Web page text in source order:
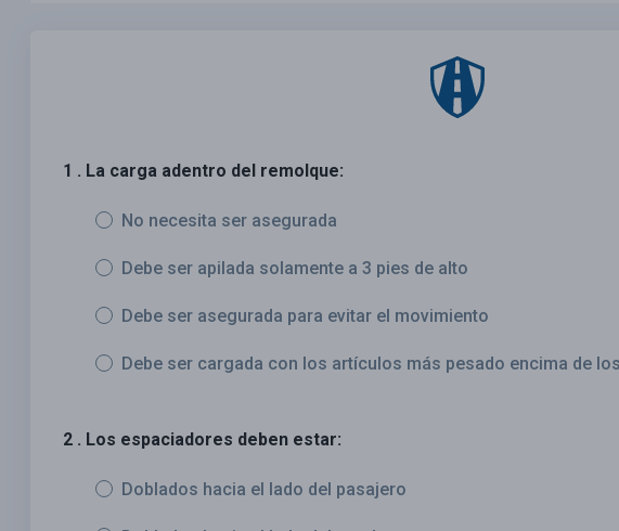
1 . La carga adentro del remolque:
No necesita ser asegurada
Debe ser apilada solamente a 3 pies de alto
Debe ser asegurada para evitar el movimiento
Debe ser cargada con los artículos más pesado encima de
2 . Los espaciadores deben estar:
Doblados hacia el lado del pasajero